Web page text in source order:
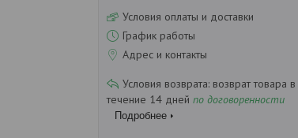
Условия оплаты и доставки
График работы
Адрес и контакты
возврат товара в
течение 14 дней по договоренности
Подробнее